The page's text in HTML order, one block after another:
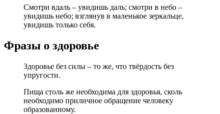
Смотри вдаль – увидишь даль; смотри в небо –
увидишь небо; взглянув в маленькое зеркальце,
увидишь только себя.
Фразы о здоровье
Здоровье без силы – то же, что твёрдость без
упругости.
Пища столь же необходима для здоровья, сколь
необходимо приличное обращение человеку
образованному.